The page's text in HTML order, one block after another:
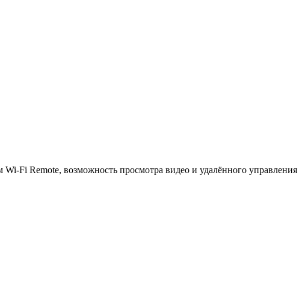
Fi Remote, возможность просмотра видео и удалённого управления